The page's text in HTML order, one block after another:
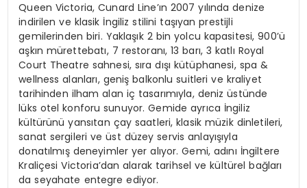
Queen Victoria, Cunard Line’ın 2007 yılında denize
indirilen ve klasik İngiliz stilini taşıyan prestijli
gemilerinden biri. Yaklaşık 2 bin yolcu kapasitesi, 900’ü
aşkın mürettebatı, 7 restoranı, 13 barı, 3 katlı Royal
Court Theatre sahnesi, sıra dışı kütüphanesi, spa &
wellness alanları, geniş balkonlu suitleri ve kraliyet
tarihinden ilham alan iç tasarımıyla, deniz üstünde
lüks otel konforu sunuyor. Gemide ayrıca İngiliz
kültürünü yansıtan çay saatleri, klasik müzik dinletileri,
sanat sergileri ve üst düzey servis anlayışıyla
donatılmış deneyimler yer alıyor. Gemi, adını İngiltere
Kraliçesi Victoria’dan alarak tarihsel ve kültürel bağları
da seyahate entegre ediyor.